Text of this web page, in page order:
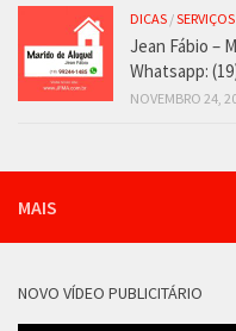
DICAS /
Jean Fábio –
Whatsapp:
NOVEMBRO 24,
MAIS
NOVO VÍDEO PUBLICITÁRIO